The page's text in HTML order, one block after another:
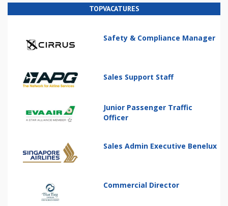
TOPVACATURES
Safety & Compliance Manager
Sales Support Staff
Junior Passenger Traffic
Officer
Sales Admin Executive Benelux
Commercial Director